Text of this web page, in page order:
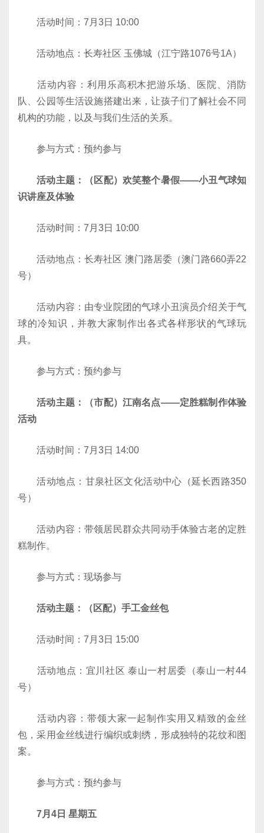
活动时间：7月3日 10:00
活动地点：长寿社区 玉佛城（江宁路1076号1A）
活动内容：利用乐高积木把游乐场、医院、消防
队、公园等生活设施搭建出来，让孩子们了解社会不同
机构的功能，以及与我们生活的关系。
参与方式：预约参与
活动主题：（区配）欢笑整个暑假——小丑气球知
识讲座及体验
活动时间：7月3日 10:00
活动地点：长寿社区 澳门路居委（澳门路660弄22
号）
活动内容：由专业院团的气球小丑演员介绍关于气
球的冷知识，并教大家制作出各式各样形状的气球玩
具。
参与方式：预约参与
活动主题：（市配）江南名点——定胜糕制作体验
活动
活动时间：7月3日 14:00
活动地点：甘泉社区文化活动中心（延长西路350
号）
活动内容：带领居民群众共同动手体验古老的定胜
糕制作。
参与方式：现场参与
活动主题：（区配）手工金丝包
活动时间：7月3日 15:00
活动地点：宜川社区 泰山一村居委（泰山一村44
号）
活动内容：带领大家一起制作实用又精致的金丝
包，采用金丝线进行编织或刺绣，形成独特的花纹和图
案。
参与方式：预约参与
7月4日 星期五